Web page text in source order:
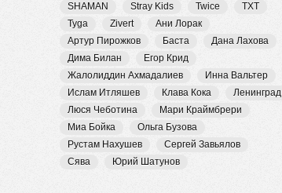
SHAMAN
Stray Kids Twice
TXT
Tyga
Zivert
Ани Лорак
Артур Пирожков
Баста
Дана Лахова
Дима Билан
Егор Крид
Жалолиддин Ахмадалиев
Инна Вальтер
Ислам Итляшев
Клава Кока
Ленинград
Люся Чеботина
Мари Краймбрери
Миа Бойка
Ольга Бузова
Рустам Нахушев
Сергей Завьялов
Сява
Юрий Шатунов